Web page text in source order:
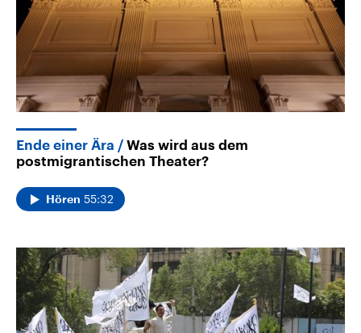
Ende einer Ära
Was wird aus dem
postmigrantischen Theater?
Hören 55:32